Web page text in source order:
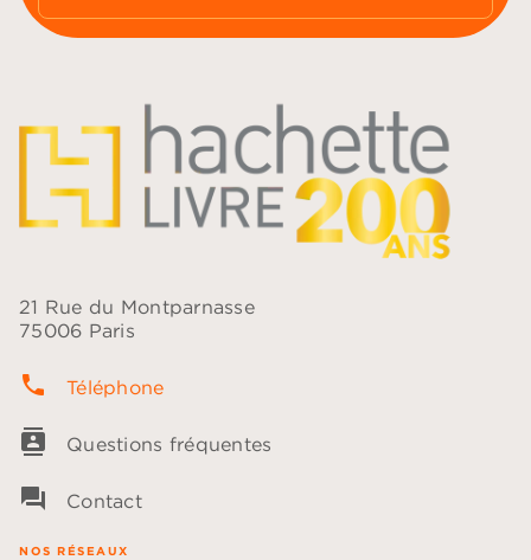
21 Rue du Montparnasse
75006 Paris
phone Téléphone
contacts Questions fréquentes
question_answer Contact
NOS RÉSEAUX